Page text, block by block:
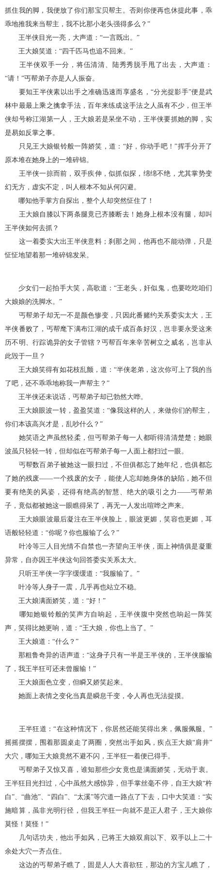
抓住我的脚，我便放了你们那宝贝帮主。否则你便再也休提此事，乖
乖地推我来当帮主，我不比那小老头强得多么？”
王半侠目光一亮，大声道：“一言既出。”
王大娘笑道：“四千匹马也追不回来。”
王半侠双手一分，将伍清清、陆秀秀脱手甩了出去，大声道：
“请！”丐帮弟子亦是人人振奋。
要知王半侠素以出手之准确迅速而享盛名，“分光捉影手”便是武
林中最最上乘之擒拿手法，百年来练成这手法之人虽有不少，但王半
侠却号称江湖第一人，王大娘若是呆坐不动，王半侠要抓她的脚，实
是易如反掌之事。
只见王大娘银铃般一阵娇笑，道：“好，你动手吧！”挥手分开了
原本堆在她身上的一堆碎锦。
王半侠一掠而前，双手疾伸，似抓似探，绵绵不绝，尤其掌势变
幻无方，虚实不定，叫人根本不知从何闪避。
哪知他手掌方自探出，整个人却突然怔住了！
王大娘自膝以下两条腿竟已齐膝断去！她身上根本没有腿，却叫
王半侠如何去抓？
这一着委实大出王半侠意料；刹那之间，他再也不能动弹，只是
怔怔地望着那一堆碎锦发呆。
少女们一起拍手大笑，高歌道：“王老头，奸似鬼，也要吃吃咱们
大娘娘的洗脚水。”
丐帮弟子却无一不是颜色惨变，只因此番赌约关系委实太大，王
半侠番败了，丐帮麾下满布江湖的成千成百条好汉，岂非要永受这来
历不明、行踪诡异的女子管辖？丐帮百年来辛苦树立之威名，岂非从
此毁于一旦？
王大娘笑得有如花枝乱颤，道：“半侠老弟，这次你可上了我的当
了吧，还不乖乖地称我一声帮主？”
王半侠还未说话，丐帮弟子却已勃然大哗。
王大娘眼波一转，盈盈笑道：“像我这样的人，来做你们的帮主，
你们本该高兴才是，乱吵什么？”
她笑语之声虽然轻柔，但丐帮弟子每一人都听得清清楚楚；她眼
波虽只轻轻一转，但却似在丐帮弟子每一人面上都扫过一眼。
丐帮数百弟子被她这一眼扫过，不但俱都忘了她年纪，也俱都忘
了她的残废——一个残废的女子，能使人忘却她身体的缺陷，她不但
要有绝美的风姿，还得有绝高的智慧、绝大的吸引之力——丐帮弟
子，竟似都被她这一眼瞧得呆了，再无一人发出喧哗之声来。
王大娘眼波最后凝注在王半侠脸上，眼波更媚，笑容也更媚，耳
语般轻轻道：“你呢？你也服输了么？”
叶冷等三人目光情不自禁也一齐望向王半侠，面上神情俱是凝重
异常，自亦因王半侠这句回答委实关系太大。
只听王半侠一字字缓缓道：“我服输了。”
叶冷等人身子一震，几乎再也站立不稳。
王大娘满面娇笑，道：“好！”
哪知她银铃般的笑声方自响起，王半侠腹中突然也响起一阵笑
声，笑得比她更响，道：“王大娘，你也上当了。”
王大娘道：“什么？”
那粗鲁奇异的语声道：“这身子只有一半是王半侠的，王半侠服输
了，我王半狂可还未曾服输！”
王大娘面色立变，但瞬又娇笑起来。
她面上表情之变化当真是瞬息千变，令人再也无法捉摸。
王半狂道：“在这种情况下，你居然还能笑得出来，佩服佩服。”
摇摇摆摆，围着那圆桌走了两圈，突然出手如风，疾点王大娘“肩井”
大穴，哪知王大娘竟然不避不闪，王半狂一着便已得手。
丐帮弟子又惊又喜，谁知那些少女竟也是满面娇笑，无动于衷。
王半狂目光扫过，心中虽然大感惊异，但手掌丝毫不停，自王大娘“杵
白”、“曲池”、“四白”、“太溪”等穴道一路点了下去，口中大笑道：“实
施暗算，虽非光明行径，但我王半狂一向就不是正人君子，王大娘你
莫怪！莫怪！”
几句话功夫，他出手如风，已将王大娘双肩以下、双手以上二十
余处大穴一齐点住。
这边的丐帮弟子瞧了，固是人人大喜欲狂，那边的方宝儿瞧了，